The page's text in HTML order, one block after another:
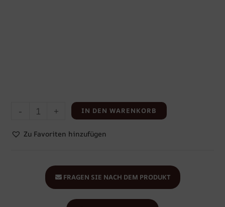
- + IN DEN WARENKORB
Zu Favoriten hinzufügen
FRAGEN SIE NACH DEM PRODUKT